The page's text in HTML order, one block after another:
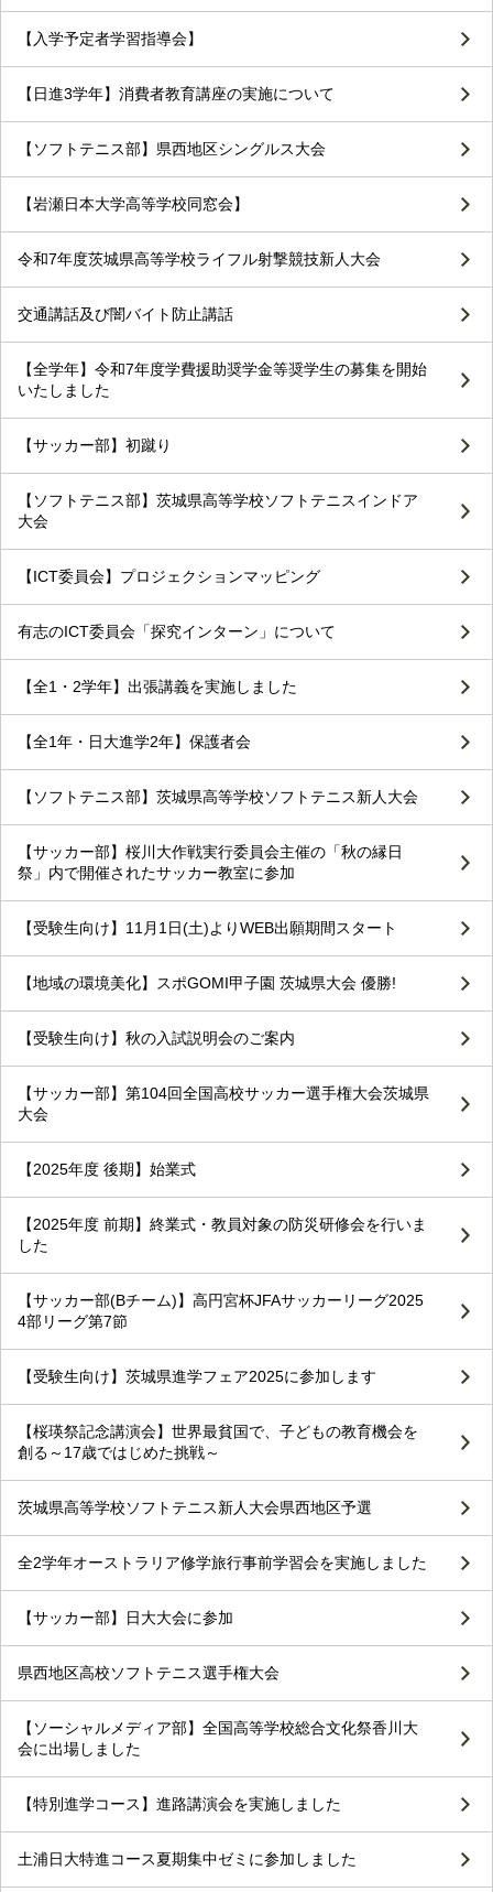
【入学予定者学習指導会】
【日進3学年】消費者教育講座の実施について
【ソフトテニス部】県西地区シングルス大会
【岩瀬日本大学高等学校同窓会】
令和7年度茨城県高等学校ライフル射撃競技新人大会
交通講話及び闇バイト防止講話
【全学年】令和7年度学費援助奨学金等奨学生の募集を開始
いたしました
【サッカー部】初蹴り
【ソフトテニス部】茨城県高等学校ソフトテニスインドア
大会
【ICT委員会】プロジェクションマッピング
有志のICT委員会「探究インターン」について
【全1・2学年】出張講義を実施しました
【全1年・日大進学2年】保護者会
【ソフトテニス部】茨城県高等学校ソフトテニス新人大会
【サッカー部】桜川大作戦実行委員会主催の「秋の縁日
祭」内で開催されたサッカー教室に参加
【受験生向け】11月1日(土)よりWEB出願期間スタート
【地域の環境美化】スポGOMI甲子園 茨城県大会 優勝!
【受験生向け】秋の入試説明会のご案内
【サッカー部】第104回全国高校サッカー選手権大会茨城県
大会
【2025年度 後期】始業式
【2025年度 前期】終業式・教員対象の防災研修会を行いま
した
【サッカー部(Bチーム)】高円宮杯JFAサッカーリーグ2025
4部リーグ第7節
【受験生向け】茨城県進学フェア2025に参加します
【桜瑛祭記念講演会】世界最貧国で、子どもの教育機会を
創る～17歳ではじめた挑戦～
茨城県高等学校ソフトテニス新人大会県西地区予選
全2学年オーストラリア修学旅行事前学習会を実施しました
【サッカー部】日大大会に参加
県西地区高校ソフトテニス選手権大会
【ソーシャルメディア部】全国高等学校総合文化祭香川大
会に出場しました
【特別進学コース】進路講演会を実施しました
土浦日大特進コース夏期集中ゼミに参加しました